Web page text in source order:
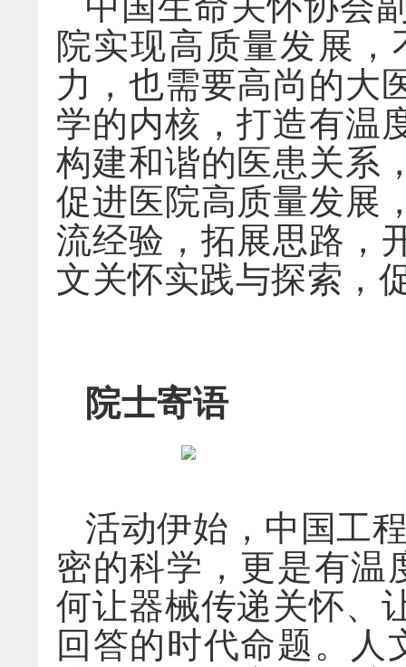
院实现高质量发展
力，也需要高尚的大
学的内核，打造有温
构建和谐的医患关系
促进医院高质量发展
流经验，拓展思路，
文关怀实践与探索，
院士寄语
活动伊始，中国工
密的科学，更是有温
何让器械传递关怀、
回答的时代命题。人